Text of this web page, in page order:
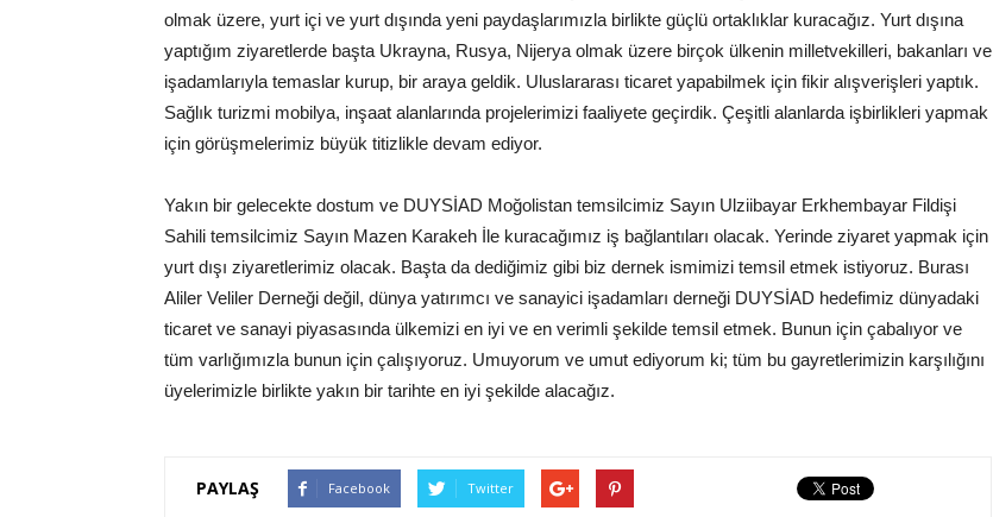
olmak üzere, yurt içi ve yurt dışında yeni paydaşlarımızla birlikte güçlü ortaklıklar kuracağız. Yurt dışına
yaptığım ziyaretlerde başta Ukrayna, Rusya, Nijerya olmak üzere birçok ülkenin milletvekilleri, bakanları ve
işadamlarıyla temaslar kurup, bir araya geldik. Uluslararası ticaret yapabilmek için fikir alışverişleri yaptık.
Sağlık turizmi mobilya, inşaat alanlarında projelerimizi faaliyete geçirdik. Çeşitli alanlarda işbirlikleri yapmak
için görüşmelerimiz büyük titizlikle devam ediyor.
Yakın bir gelecekte dostum ve DUYSİAD Moğolistan temsilcimiz Sayın Ulziibayar Erkhembayar Fildişi
Sahili temsilcimiz Sayın Mazen Karakeh İle kuracağımız iş bağlantıları olacak. Yerinde ziyaret yapmak için
yurt dışı ziyaretlerimiz olacak. Başta da dediğimiz gibi biz dernek ismimizi temsil etmek istiyoruz. Burası
Aliler Veliler Derneği değil, dünya yatırımcı ve sanayici işadamları derneği DUYSİAD hedefimiz dünyadaki
ticaret ve sanayi piyasasında ülkemizi en iyi ve en verimli şekilde temsil etmek. Bunun için çabalıyor ve
tüm varlığımızla bunun için çalışıyoruz. Umuyorum ve umut ediyorum ki; tüm bu gayretlerimizin karşılığını
üyelerimizle birlikte yakın bir tarihte en iyi şekilde alacağız.
PAYLAŞ Facebook Twitter